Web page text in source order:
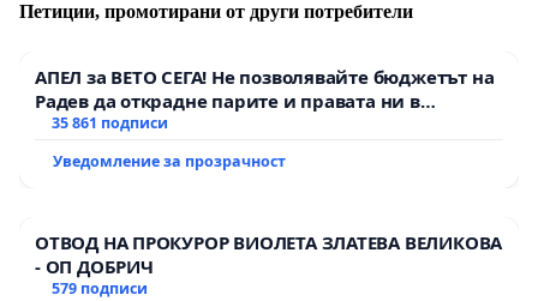
Петиции, промотирани от други потребители
АПЕЛ за ВЕТО СЕГА! Не позволявайте бюджетът на
Радев да открадне парите и правата ни в
тъмното
35 861 подписи
Уведомление за прозрачност
ОТВОД НА ПРОКУРОР ВИОЛЕТА ЗЛАТЕВА ВЕЛИКОВА
- ОП ДОБРИЧ
579 подписи